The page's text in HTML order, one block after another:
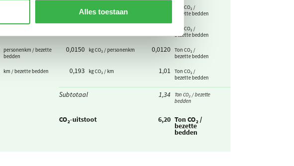
Alles toestaan
Ton CO₂ /
bezette bedden
Ton CO₂ /
bezette bedden
personenkm / bezette
bedden
0,0150 kg CO₂ / personenkm 0,0120
Ton CO₂ /
bezette bedden
km / bezette bedden 0,193 kg CO₂ / km 1,01
Ton CO₂ /
bezette bedden
Subtotaal 1,34
Ton CO₂ / bezette
bedden
CO₂-uitstoot 6,20 Ton CO₂ /
bezette
bedden